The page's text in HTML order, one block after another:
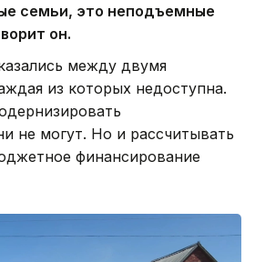
семьи, это неподъемные
он.
между двумя
из которых недоступна.
не могут. Но и рассчитывать
финансирование